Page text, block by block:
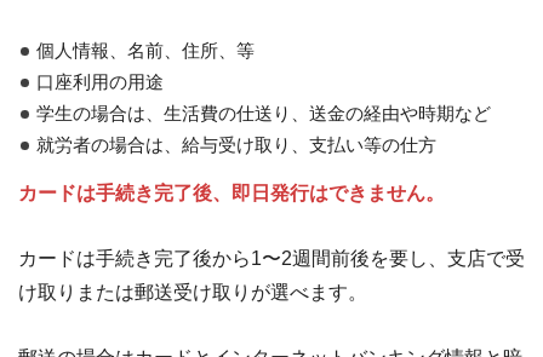
個人情報、名前、住所、等
口座利用の用途
学生の場合は、生活費の仕送り、送金の経由や時期など
就労者の場合は、給与受け取り、支払い等の仕方
カードは手続き完了後、即日発行はできません。
カードは手続き完了後から1〜2週間前後を要し、支店で受
け取りまたは郵送受け取りが選べます。